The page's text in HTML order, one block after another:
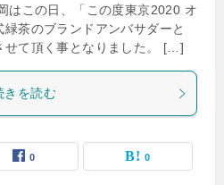
はこの日、「この度東京2020 オ
茶のブランドアンバサダーと
せて頂く事となりました。 […]
きを読む
0 0